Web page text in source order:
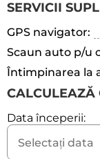
SERVICII
GPS navigator:
Scaun auto p/u
Întimpinarea la
CALCULEAZĂ
Data începerii: